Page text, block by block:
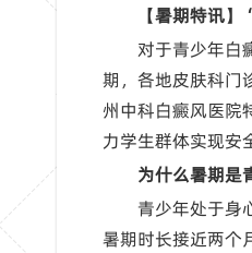
【暑期特讯
对于青少年白
期，各地皮肤科门
州中科白癜风医院
力学生群体实现安
为什么暑期是
青少年处于身
暑期时长接近两个